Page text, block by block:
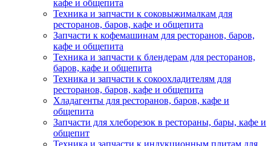
кафе и общепита
Техника и запчасти к соковыжималкам для
ресторанов, баров, кафе и общепита
Запчасти к кофемашинам для ресторанов, баров,
кафе и общепита
Техника и запчасти к блендерам для ресторанов,
баров, кафе и общепита
Техника и запчасти к сокоохладителям для
ресторанов, баров, кафе и общепита
Хладагенты для ресторанов, баров, кафе и
общепита
Запчасти для хлеборезок в рестораны, бары, кафе и
общепит